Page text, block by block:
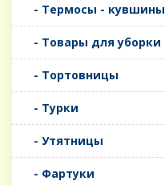
- Термосы - кувшины
- Товары для уборки
- Тортовницы
- Турки
- Утятницы
- Фартуки